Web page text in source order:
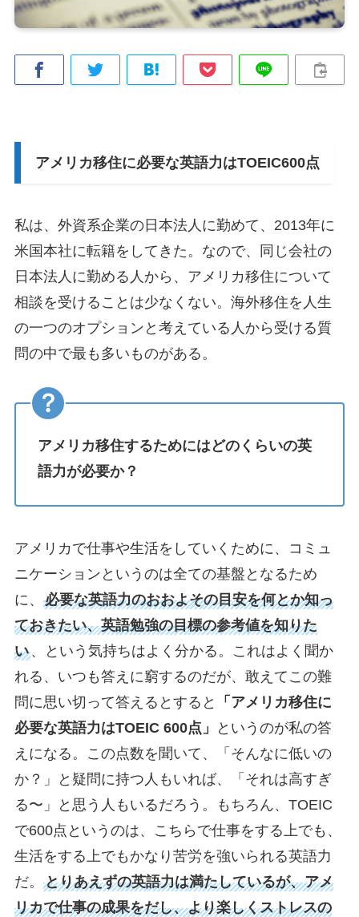
アメリカ移住に必要な英語力はTOEIC600点
私は、外資系企業の日本法人に勤めて、2013年に
米国本社に転籍をしてきた。なので、同じ会社の
日本法人に勤める人から、アメリカ移住について
相談を受けることは少なくない。海外移住を人生
の一つのオプションと考えている人から受ける質
問の中で最も多いものがある。
アメリカ移住するためにはどのくらいの英
語力が必要か？
アメリカで仕事や生活をしていくために、コミュ
ニケーションというのは全ての基盤となるため
に、 必要な英語力のおおよその目安を何とか知っ
ておきたい、英語勉強の目標の参考値を知りた
い、という気持ちはよく分かる。これはよく聞か
れる、いつも答えに窮するのだが、敢えてこの難
問に思い切って答えるとすると
「アメリカ移住に
必要な英語力はTOEIC 600点」
というのが私の答
えになる。この点数を聞いて、「そんなに低いの
か？」と疑問に持つ人もいれば、「それは高すぎ
る〜」と思う人もいるだろう。もちろん、TOEIC
で600点というのは、こちらで仕事をする上でも、
生活をする上でもかなり苦労を強いられる英語力
だ。 とりあえずの英語力は満たしているが、アメ
リカで仕事の成果をだし、より楽しくストレスの